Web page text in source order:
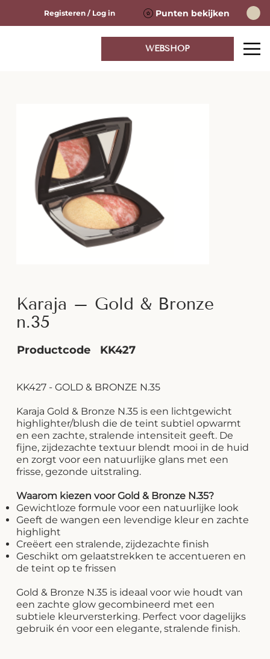
Punten bekijken
Registeren / Log in
WEBSHOP
Karaja – Gold & Bronze
n.35
Productcode KK427
KK427 - GOLD & BRONZE N.35
Karaja Gold & Bronze N.35 is een lichtgewicht
highlighter/blush die de teint subtiel opwarmt
en een zachte, stralende intensiteit geeft. De
fijne, zijdezachte textuur blendt mooi in de huid
en zorgt voor een natuurlijke glans met een
frisse, gezonde uitstraling.
Waarom kiezen voor Gold & Bronze N.35?
Gewichtloze formule voor een natuurlijke look
Geeft de wangen een levendige kleur en zachte
highlight
Creëert een stralende, zijdezachte finish
Geschikt om gelaatstrekken te accentueren en
de teint op te frissen
Gold & Bronze N.35 is ideaal voor wie houdt van
een zachte glow gecombineerd met een
subtiele kleurversterking. Perfect voor dagelijks
gebruik én voor een elegante, stralende finish.